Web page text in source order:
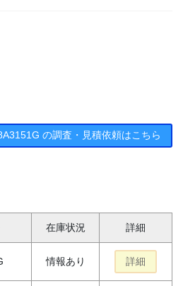
の調査・見積依頼はこちら
在庫状況 詳細
情報あり 詳細